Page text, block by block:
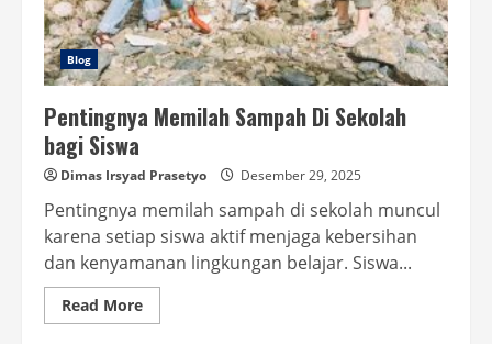
Blog
Pentingnya Memilah Sampah Di Sekolah
bagi Siswa
Dimas Irsyad Prasetyo Desember 29, 2025
Pentingnya memilah sampah di sekolah muncul
karena setiap siswa aktif menjaga kebersihan
dan kenyamanan lingkungan belajar. Siswa...
Read MoreRead
more